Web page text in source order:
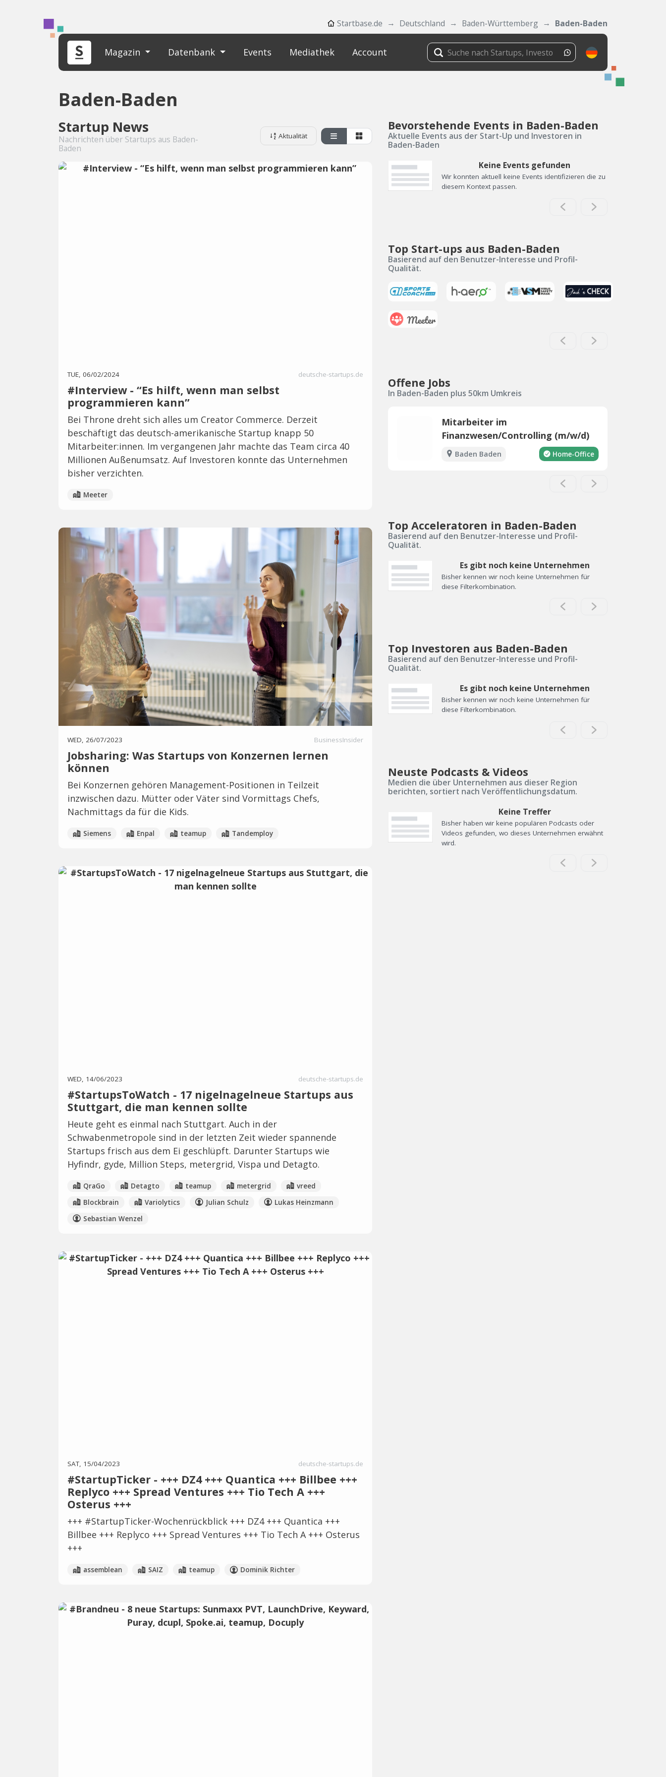
Startbase.de Deutschland Baden-Württemberg Baden-Baden
Magazin Datenbank Events Mediathek Account
Baden-Baden
Startup News
Nachrichten über Startups aus Baden-
Baden
Aktualität
TUE, 06/02/2024 deutsche-startups.de
#Interview - “Es hilft, wenn man selbst
programmieren kann”
Bei Throne dreht sich alles um Creator Commerce. Derzeit
beschäftigt das deutsch-amerikanische Startup knapp 50
Mitarbeiter:innen. Im vergangenen Jahr machte das Team circa 40
Millionen Außenumsatz. Auf Investoren konnte das Unternehmen
bisher verzichten.
Meeter
WED, 26/07/2023 BusinessInsider
Jobsharing: Was Startups von Konzernen lernen
können
Bei Konzernen gehören Management-Positionen in Teilzeit
inzwischen dazu. Mütter oder Väter sind Vormittags Chefs,
Nachmittags da für die Kids.
Siemens Enpal teamup Tandemploy
WED, 14/06/2023 deutsche-startups.de
#StartupsToWatch - 17 nigelnagelneue Startups aus
Stuttgart, die man kennen sollte
Heute geht es einmal nach Stuttgart. Auch in der
Schwabenmetropole sind in der letzten Zeit wieder spannende
Startups frisch aus dem Ei geschlüpft. Darunter Startups wie
Hyfindr, gyde, Million Steps, metergrid, Vispa und Detagto.
QraGo Detagto teamup metergrid
vreed
Blockbrain
Variolytics Julian Schulz
Lukas Heinzmann
Sebastian Wenzel
SAT, 15/04/2023 deutsche-startups.de
#StartupTicker - +++ DZ4 +++ Quantica +++ Billbee +++
Replyco +++ Spread Ventures +++ Tio Tech A +++
Osterus +++
+++ #StartupTicker-Wochenrückblick +++ DZ4 +++ Quantica +++
Billbee +++ Replyco +++ Spread Ventures +++ Tio Tech A +++ Osterus
+++
assemblean SAIZ teamup Dominik Richter
Bevorstehende Events in Baden-Baden
Aktuelle Events aus der Start-Up und Investoren in
Baden-Baden
Keine Events gefunden
Wir konnten aktuell keine Events identifizieren die zu
diesem Kontext passen.
Top Start-ups aus Baden-Baden
Basierend auf den Benutzer-Interesse und Profil-
Qualität.
Offene Jobs
In Baden-Baden plus 50km Umkreis
Mitarbeiter im
Finanzwesen/Controlling (m/w/d)
Baden Baden Home-Office
Top Acceleratoren in Baden-Baden
Basierend auf den Benutzer-Interesse und Profil-
Qualität.
Es gibt noch keine Unternehmen
Bisher kennen wir noch keine Unternehmen für
diese Filterkombination.
Top Investoren aus Baden-Baden
Basierend auf den Benutzer-Interesse und Profil-
Qualität.
Es gibt noch keine Unternehmen
Bisher kennen wir noch keine Unternehmen für
diese Filterkombination.
Neuste Podcasts & Videos
Medien die über Unternehmen aus dieser Region
berichten, sortiert nach Veröffentlichungsdatum.
Keine Treffer
Bisher haben wir keine populären Podcasts oder
Videos gefunden, wo dieses Unternehmen erwähnt
wird.